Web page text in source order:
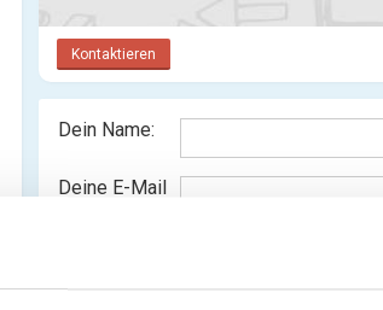
Kontaktieren
Dein Name:
Deine E-Mail